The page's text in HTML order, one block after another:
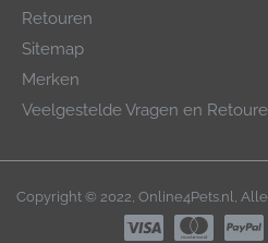
Retouren
Sitemap
Merken
Veelgestelde Vragen en
Copyright © 2022, Online4Pets.nl,